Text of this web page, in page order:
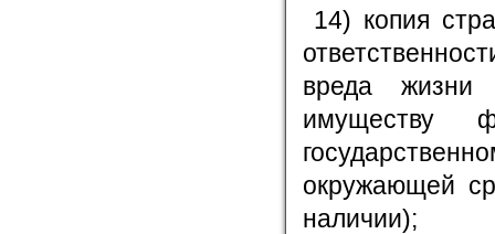
14) копия
вреда
имуществу
окружающей
наличии);